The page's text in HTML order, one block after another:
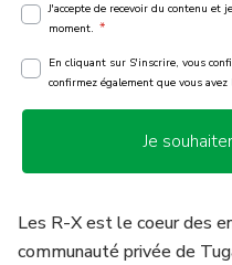
J'accepte de recevoir du contenu et
moment. *
En cliquant sur S'inscrire, vous
confirmez également que vous
Je
Les R-X est le coeur des
communauté privée de